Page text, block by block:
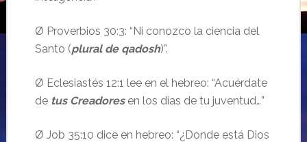
Ø Proverbios 30:3: “Ni conozco la ciencia del
Santo (plural de qadosh)”.
Ø Eclesiastés 12:1 lee en el hebreo: “Acuérdate
de tus Creadoresen los días de tu juventud…”
Ø Job 35:10 dice en hebreo: “¿Donde está Dios